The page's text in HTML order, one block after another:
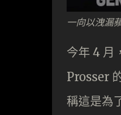
一向以洩漏
今年 4 月
Prosser
稱這是為